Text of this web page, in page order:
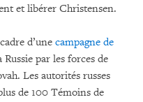
et libérer Christensen.
d’une campagne de
par les forces de
Les autorités russes
de 100 Témoins de